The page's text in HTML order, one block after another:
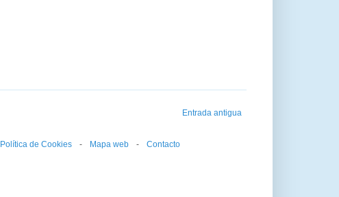
Entrada antigua
Política de Cookies --- Mapa web --- Contacto